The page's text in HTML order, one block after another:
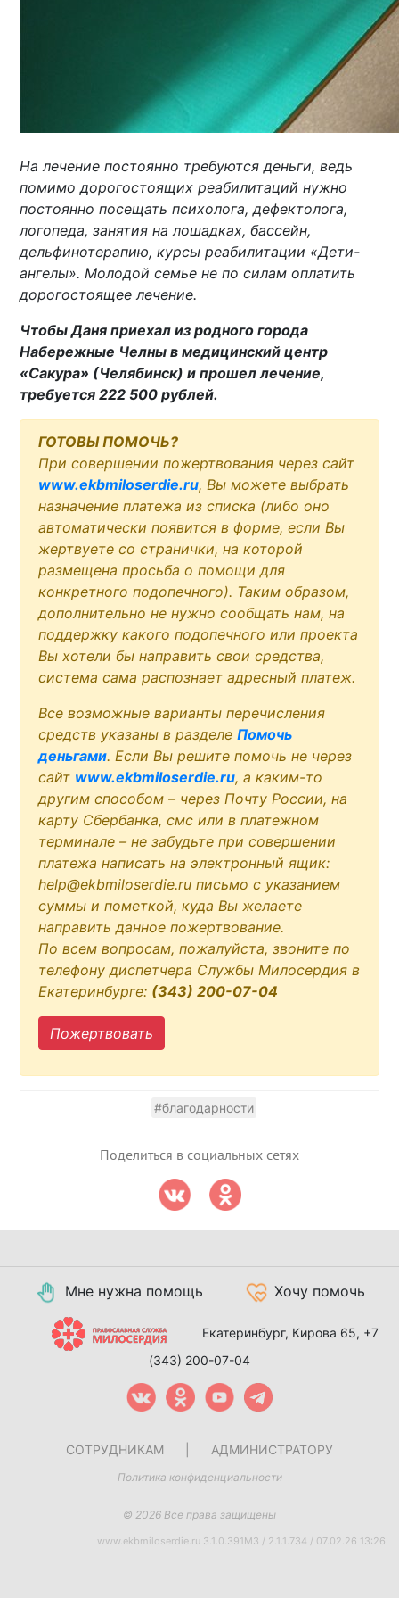
На лечение постоянно требуются деньги, ведь
помимо дорогостоящих реабилитаций нужно
постоянно посещать психолога, дефектолога,
логопеда, занятия на лошадках, бассейн,
дельфинотерапию, курсы реабилитации «Дети-
ангелы». Молодой семье не по силам оплатить
дорогостоящее лечение.
Чтобы Даня приехал из родного города
Набережные Челны в медицинский центр
«Сакура» (Челябинск) и прошел лечение,
требуется 222 500 рублей.
ГОТОВЫ ПОМОЧЬ?
При совершении пожертвования через сайт
www.ekbmiloserdie.ru, Вы можете выбрать
назначение платежа из списка (либо оно
автоматически появится в форме, если Вы
жертвуете со странички, на которой
размещена просьба о помощи для
конкретного подопечного). Таким образом,
дополнительно не нужно сообщать нам, на
поддержку какого подопечного или проекта
Вы хотели бы направить свои средства,
система сама распознает адресный платеж.
Все возможные варианты перечисления
средств указаны в разделеПомочь
деньгами. Если Вы решите помочь не через
сайт www.ekbmiloserdie.ru, а каким-то
другим способом – через Почту России, на
карту Сбербанка, смс или в платежном
терминале – не забудьте при совершении
платежа написать на электронный ящик:
help@ekbmiloserdie.ru письмо с указанием
суммы и пометкой, куда Вы желаете
направить данное пожертвование.
По всем вопросам, пожалуйста, звоните по
телефону диспетчера Службы Милосердия в
Екатеринбурге: (343) 200-07-04
Пожертвовать
#благодарности
Поделиться в социальных сетях
Мне нужна помощь Хочу помочь
Екатеринбург, Кирова 65, +7
(343) 200-07-04
СОТРУДНИКАМ АДМИНИСТРАТОРУ
Политика конфиденциальности
© 2026 Все права защищены
www.ekbmiloserdie.ru 3.1.0.391M3 / 2.1.1.734 / 07.02.26 13:26